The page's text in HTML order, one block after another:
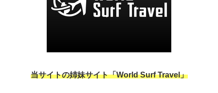
当サイトの姉妹サイト「World Surf Travel」